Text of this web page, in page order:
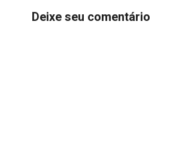
Deixe seu comentário